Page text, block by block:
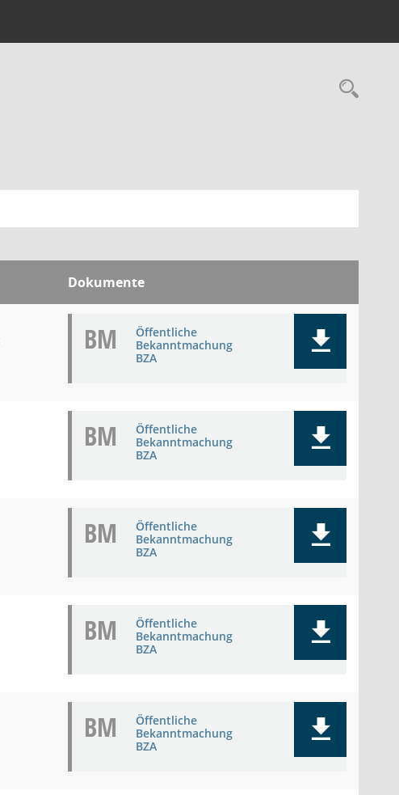
Dokumente
BM
Öffentliche
Bekanntmachung
BZA
BM
Öffentliche
Bekanntmachung
BZA
BM
Öffentliche
Bekanntmachung
BZA
BM
Öffentliche
Bekanntmachung
BZA
BM
Öffentliche
Bekanntmachung
BZA